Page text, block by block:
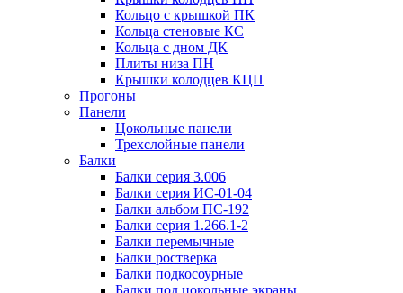
Кольцо с крышкой ПК
Кольца стеновые КС
Кольца с дном ДК
Плиты низа ПН
Крышки колодцев КЦП
Прогоны
Панели
Цокольные панели
Трехслойные панели
Балки
Балки серия 3.006
Балки серия ИС-01-04
Балки альбом ПС-192
Балки серия 1.266.1-2
Балки перемычные
Балки ростверка
Балки подкосоурные
Балки под цокольные экраны